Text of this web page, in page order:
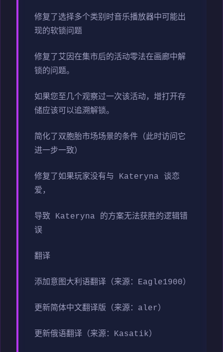
修复了选择多个类别时音乐播放器中可能出
现的软锁问题
修复了艾因在集市后的活动零法在画廊中解
锁的问题。
如果您至几个观察过一次该活动，增打开存
储应该可以追溯解锁。
简化了双胞胎市场场景的条件（此时访问它
进一步一致）
修复了如果玩家没有与 Kateryna 谈恋
爱，
导致 Kateryna 的方案无法获胜的逻辑错
误
翻译
添加意图大利语翻译（来源：Eagle1900）
更新简体中文翻译版（来源：aler）
更新俄语翻译（来源：Kasatik）